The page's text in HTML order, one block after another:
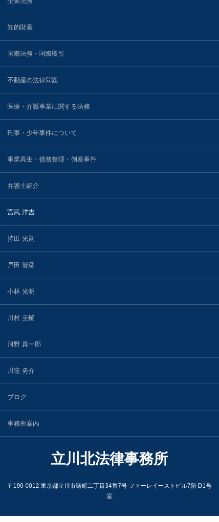
知的財産
国際法務・国際取引
不動産の法律問題
医療・介護事業に関する法務
刑事・少年事件について
事業再生・債務整理・倒産事件
弁護士紹介
宮武 洋吉
持田 光則
戸田 智彦
小林 光明
川村 圭輔
河野 真一郎
川窪 勇介
ブログ
事務所案内
立川北法律事務所
〒190-0012 東京都立川市曙町二丁目34番7号 ファーレイーストビル7階 D1号
室